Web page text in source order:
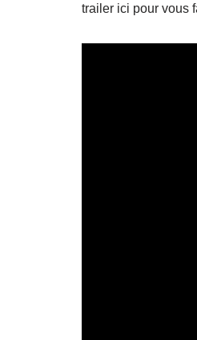
trailer ici pour vous